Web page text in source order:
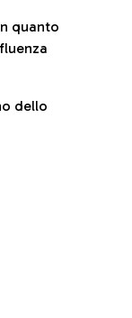
quanto
dello